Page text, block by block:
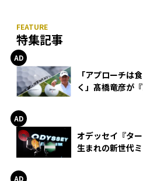
特集記事
「アプローチは
く」髙橋竜彦が
オデッセイ『タ
生まれの新世代